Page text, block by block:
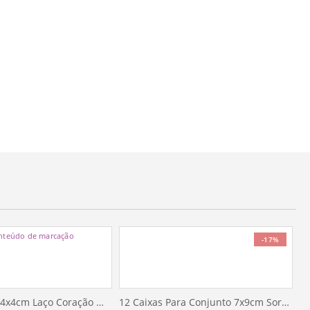
12 Caixinhas 4x4cm Laço Coração Marrom Claro
-17%
12 Caixas Para Conjunto 7x9cm Sortidas 2G